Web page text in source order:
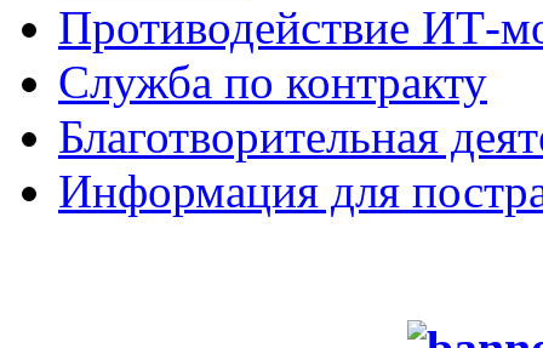
Противодействие ИТ-
Служба по контракту
Благотворительная
Информация для